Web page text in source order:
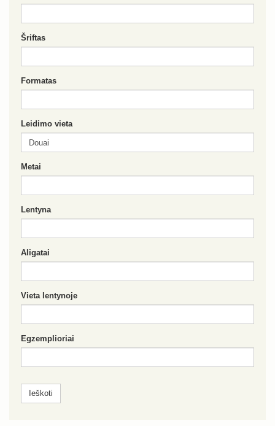
Šriftas
Formatas
Leidimo vieta
Metai
Lentyna
Aligatai
Vieta lentynoje
Egzemplioriai